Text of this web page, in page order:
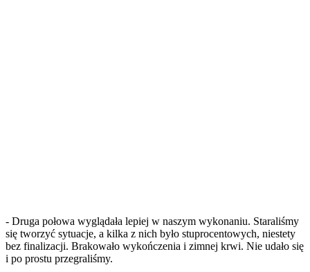
- Druga połowa wyglądała lepiej w naszym wykonaniu. Staraliśmy
się tworzyć sytuacje, a kilka z nich było stuprocentowych, niestety
bez finalizacji. Brakowało wykończenia i zimnej krwi. Nie udało się
i po prostu przegraliśmy.